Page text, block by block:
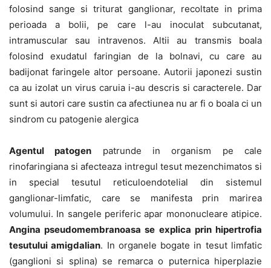
folosind sange si triturat ganglionar, recoltate in prima
perioada a bolii, pe care l-au inoculat subcutanat,
intramuscular sau intravenos. Altii au transmis boala
folosind exudatul faringian de la bolnavi, cu care au
badijonat faringele altor persoane. Autorii japonezi sustin
ca au izolat un virus caruia i-au descris si caracterele. Dar
sunt si autori care sustin ca afectiunea nu ar fi o boala ci un
sindrom cu patogenie alergica
Agentul patogen patrunde in organism pe cale
rinofaringiana si afecteaza intregul tesut mezenchimatos si
in special tesutul reticuloendotelial din sistemul
ganglionar-limfatic, care se manifesta prin marirea
volumului. In sangele periferic apar mononucleare atipice.
Angina pseudomembranoasa se explica prin hipertrofia
tesutului amigdalian. In organele bogate in tesut limfatic
(ganglioni si splina) se remarca o puternica hiperplazie